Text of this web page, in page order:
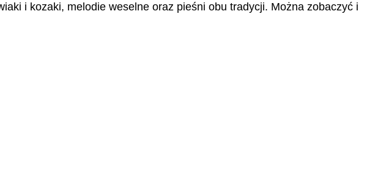
i kozaki, melodie weselne oraz pieśni obu tradycji. Można zobaczyć i